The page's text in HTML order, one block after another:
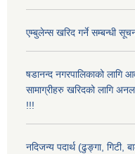
एम्बुलेन्स खरिद गर्ने सम्बन्धी
षडानन्द नगरपालिकाको
सामाग्रीहरु खरिदको लागि
!!!
नदिजन्य पदार्थ (ढुङ्गा, गिटी,